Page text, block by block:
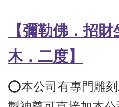
【彌勒佛 ．招
木．二度】
⭕️本公司有專門雕